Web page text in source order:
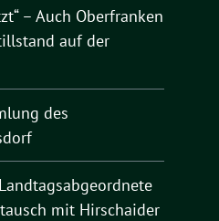
– Auch Oberfranken
auf der
des
mit Hirschaider